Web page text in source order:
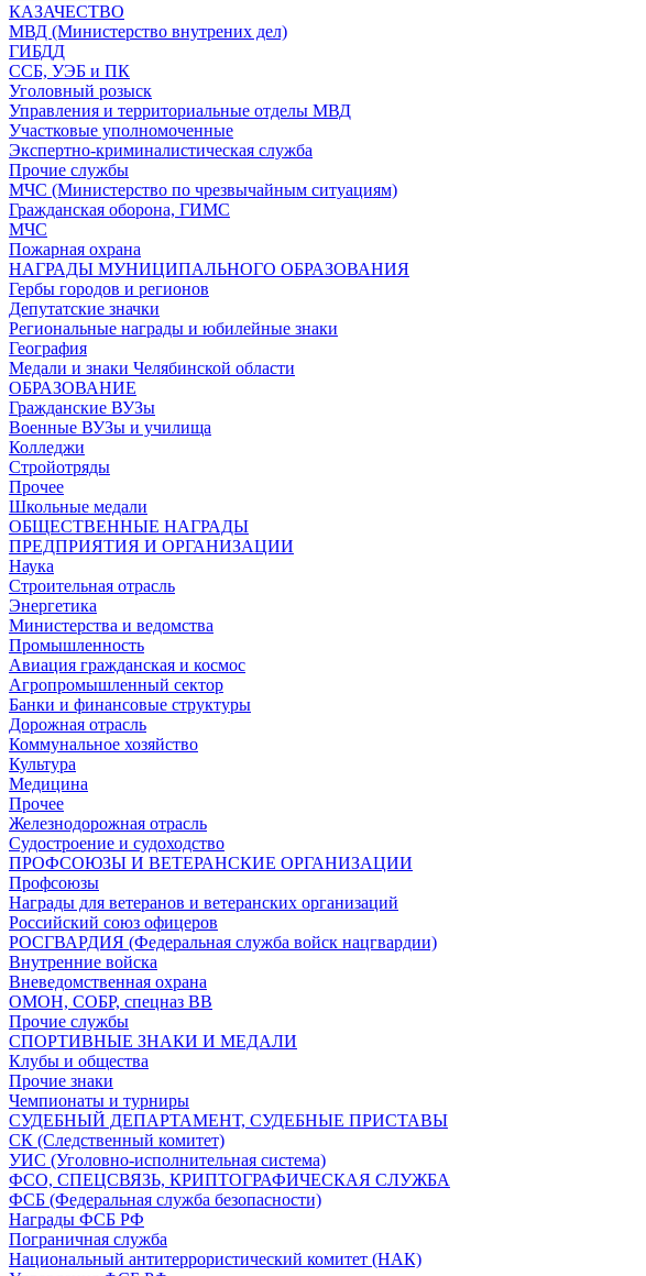
КАЗАЧЕСТВО
МВД (Министерство внутрених дел)
ГИБДД
ССБ, УЭБ и ПК
Уголовный розыск
Управления и территориальные отделы МВД
Участковые уполномоченные
Экспертно-криминалистическая служба
Прочие службы
МЧС (Министерство по чрезвычайным ситуациям)
Гражданская оборона, ГИМС
МЧС
Пожарная охрана
НАГРАДЫ МУНИЦИПАЛЬНОГО ОБРАЗОВАНИЯ
Гербы городов и регионов
Депутатские значки
Региональные награды и юбилейные знаки
География
Медали и знаки Челябинской области
ОБРАЗОВАНИЕ
Гражданские ВУЗы
Военные ВУЗы и училища
Колледжи
Стройотряды
Прочее
Школьные медали
ОБЩЕСТВЕННЫЕ НАГРАДЫ
ПРЕДПРИЯТИЯ И ОРГАНИЗАЦИИ
Наука
Строительная отрасль
Энергетика
Министерства и ведомства
Промышленность
Авиация гражданская и космос
Агропромышленный сектор
Банки и финансовые структуры
Дорожная отрасль
Коммунальное хозяйство
Культура
Медицина
Прочее
Железнодорожная отрасль
Судостроение и судоходство
ПРОФСОЮЗЫ И ВЕТЕРАНСКИЕ ОРГАНИЗАЦИИ
Профсоюзы
Награды для ветеранов и ветеранских организаций
Российский союз офицеров
РОСГВАРДИЯ (Федеральная служба войск нацгвардии)
Внутренние войска
Вневедомственная охрана
ОМОН, СОБР, спецназ ВВ
Прочие службы
СПОРТИВНЫЕ ЗНАКИ И МЕДАЛИ
Клубы и общества
Прочие знаки
Чемпионаты и турниры
СУДЕБНЫЙ ДЕПАРТАМЕНТ, СУДЕБНЫЕ ПРИСТАВЫ
СК (Следственный комитет)
УИС (Уголовно-исполнительная система)
ФСО, СПЕЦСВЯЗЬ, КРИПТОГРАФИЧЕСКАЯ СЛУЖБА
ФСБ (Федеральная служба безопасности)
Награды ФСБ РФ
Пограничная служба
Национальный антитеррористический комитет (НАК)